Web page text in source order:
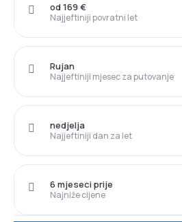
Najjeftiniji povratni let
od 169 €
Najjeftiniji mjesec za putovanje
Rujan
Najjeftiniji dan za let
nedjelja
Najniže cijene
6 mjeseci prije